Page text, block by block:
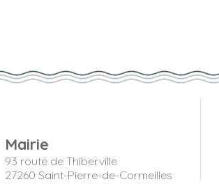
Mairie
93 route de Thiberville
27260 Saint-Pierre-de-Cormeilles